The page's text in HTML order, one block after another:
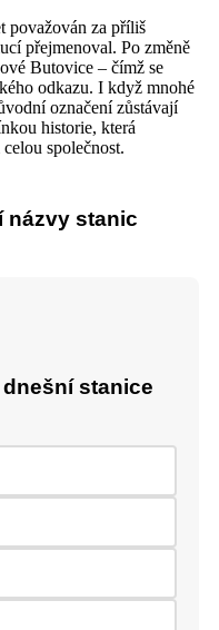
považován za příliš
přejmenoval. Po změně
Butovice – čímž se
odkazu. I když mnohé
označení zůstávají
historie, která
společnost.
názvy stanic
stanice